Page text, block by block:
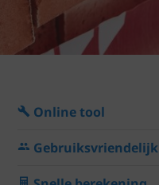
Online tool
Gebruiksvriendelijk